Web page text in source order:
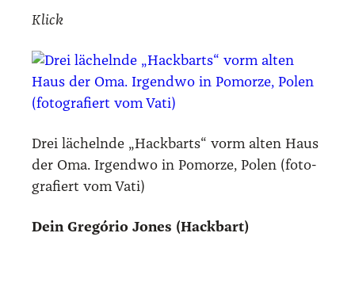
Klick
Drei lächeln­de „Hack­barts“ vorm alten Haus
der Oma. Irgend­wo in Pomor­ze, Polen (foto­
gra­fiert vom Vati)
Dein Gre­gório Jones (Hack­bart)